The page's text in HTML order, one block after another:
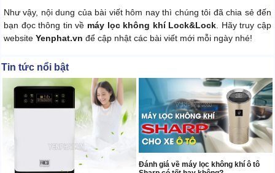
Như vậy, nội dung của bài viết hôm nay thì chúng tôi đã chia sẻ đến
bạn đọc thông tin về máy lọc không khí Lock&Lock . Hãy truy cập
website Yenphat.vn để cập nhật các bài viết mới mỗi ngày nhé!
Tin tức nổi bật
Đánh giá về máy lọc không khí ô tô